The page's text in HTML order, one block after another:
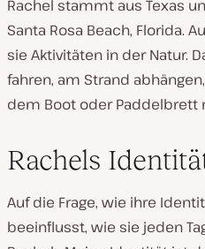
Rachel stammt aus Texas
Santa Rosa Beach, Florida.
sie Aktivitäten in der Natur.
fahren, am Strand
dem Boot oder Paddelbrett
Rachels
Auf die Frage, wie ihre
beeinflusst, wie sie jeden